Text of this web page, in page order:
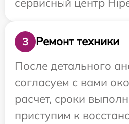
3
Ремонт техники
После детального
согласуем с вами
расчет, сроки
приступим к